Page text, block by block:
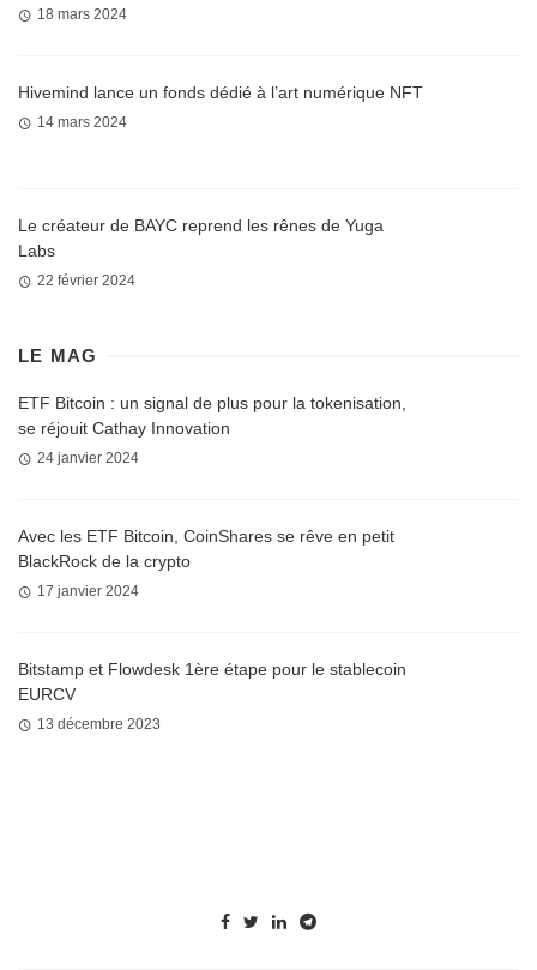
18 mars 2024
Hivemind lance un fonds dédié à l’art numérique NFT
14 mars 2024
Le créateur de BAYC reprend les rênes de Yuga
Labs
22 février 2024
LE MAG
ETF Bitcoin : un signal de plus pour la tokenisation,
se réjouit Cathay Innovation
24 janvier 2024
Avec les ETF Bitcoin, CoinShares se rêve en petit
BlackRock de la crypto
17 janvier 2024
Bitstamp et Flowdesk 1ère étape pour le stablecoin
EURCV
13 décembre 2023